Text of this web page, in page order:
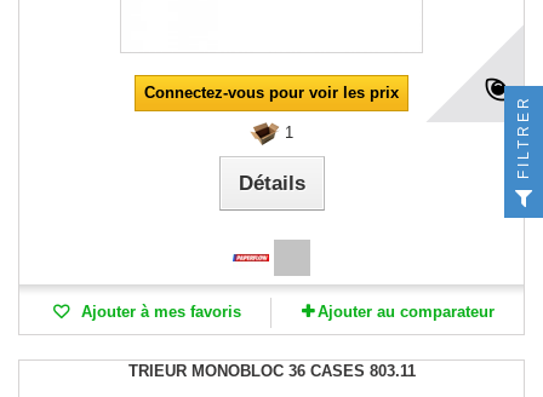
Connectez-vous pour voir les prix
1
Détails
Ajouter à mes favoris Ajouter au comparateur
TRIEUR MONOBLOC 36 CASES 803.11
FILTRER